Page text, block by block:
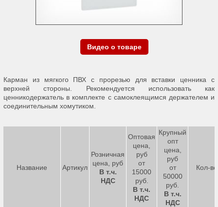
Видео о товаре
Карман из мягкого ПВХ с прорезью для вставки ценника с
верхней стороны. Рекомендуется использовать как
ценникодержатель в комплекте с самоклеящимся держателем и
соединительным хомутиком.
Название Артикул
Розничная
цена, руб
В т.ч.
НДС
Оптовая
цена,
руб
от
15000
руб.
В т.ч.
НДС
Крупный
опт
цена,
руб
от
50000
руб.
В т.ч.
НДС
Кол-во